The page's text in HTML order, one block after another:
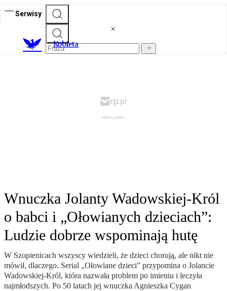
Serwisy
Kobieta
Wnuczka Jolanty Wadowskiej-Król
o babci i „Ołowianych dzieciach”:
Ludzie dobrze wspominają hutę
W Szopienicach wszyscy wiedzieli, że dzieci chorują, ale nikt nie
mówił, dlaczego. Serial „Ołowiane dzieci” przypomina o Jolancie
Wadowskiej-Król, która nazwała problem po imieniu i leczyła
najmłodszych. Po 50 latach jej wnuczka Agnieszka Cygan